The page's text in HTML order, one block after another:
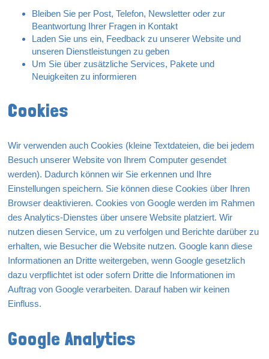
Bleiben Sie per Post, Telefon, Newsletter oder zur
Beantwortung Ihrer Fragen in Kontakt
Laden Sie uns ein, Feedback zu unserer Website und
unseren Dienstleistungen zu geben
Um Sie über zusätzliche Services, Pakete und
Neuigkeiten zu informieren
Cookies
Wir verwenden auch Cookies (kleine Textdateien, die bei jedem
Besuch unserer Website von Ihrem Computer gesendet
werden). Dadurch können wir Sie erkennen und Ihre
Einstellungen speichern. Sie können diese Cookies über Ihren
Browser deaktivieren. Cookies von Google werden im Rahmen
des Analytics-Dienstes über unsere Website platziert. Wir
nutzen diesen Service, um zu verfolgen und Berichte darüber zu
erhalten, wie Besucher die Website nutzen. Google kann diese
Informationen an Dritte weitergeben, wenn Google gesetzlich
dazu verpflichtet ist oder sofern Dritte die Informationen im
Auftrag von Google verarbeiten. Darauf haben wir keinen
Einfluss.
Google Analytics